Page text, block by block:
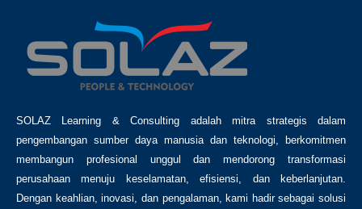
SOLAZ Learning & Consulting adalah mitra strategis dalam
pengembangan sumber daya manusia dan teknologi, berkomitmen
membangun profesional unggul dan mendorong transformasi
perusahaan menuju keselamatan, efisiensi, dan keberlanjutan.
Dengan keahlian, inovasi, dan pengalaman, kami hadir sebagai solusi